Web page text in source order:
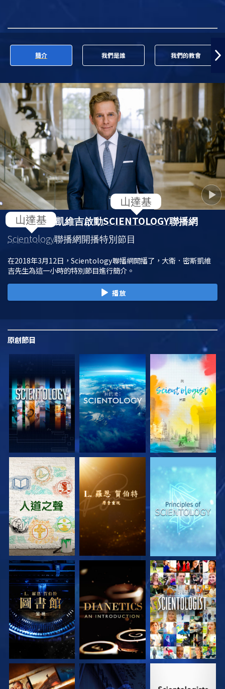
簡介 我們是誰 我們的教會
大衛．密斯凱維吉啟動SCIENTOLOGY聯播網
Scientology聯播網開播特別節目
在2018年3月12日，Scientology聯播網開播了，大衛．密斯凱維
吉先生為這一小時的特別節目進行簡介。
播放
原創節目
探索系列節目 探索系列節目 探索系列節目
探索系列節目 探索系列節目 觀看